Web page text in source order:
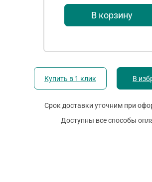
В корзину
Купить в 1 клик В
Срок доставки уточним при
Доступны все способы